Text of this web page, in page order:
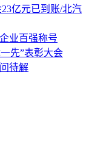
亿元已到账/北汽
业百强称号
先”表彰大会
待解